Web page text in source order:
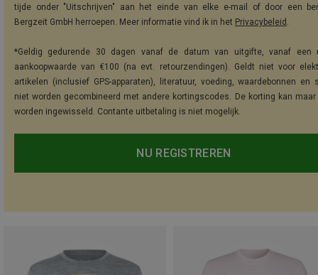
tijde onder "Uitschrijven" aan het einde van elke e-mail of door een
Bergzeit GmbH herroepen. Meer informatie vind ik in het Privacybeleid .
*Geldig gedurende 30 dagen vanaf de datum van uitgifte, vanaf een
aankoopwaarde van €100 (na evt. retourzendingen). Geldt niet voor
artikelen (inclusief GPS-apparaten), literatuur, voeding, waardebonnen en
niet worden gecombineerd met andere kortingscodes. De korting kan maar
worden ingewisseld. Contante uitbetaling is niet mogelijk.
NU REGISTREREN